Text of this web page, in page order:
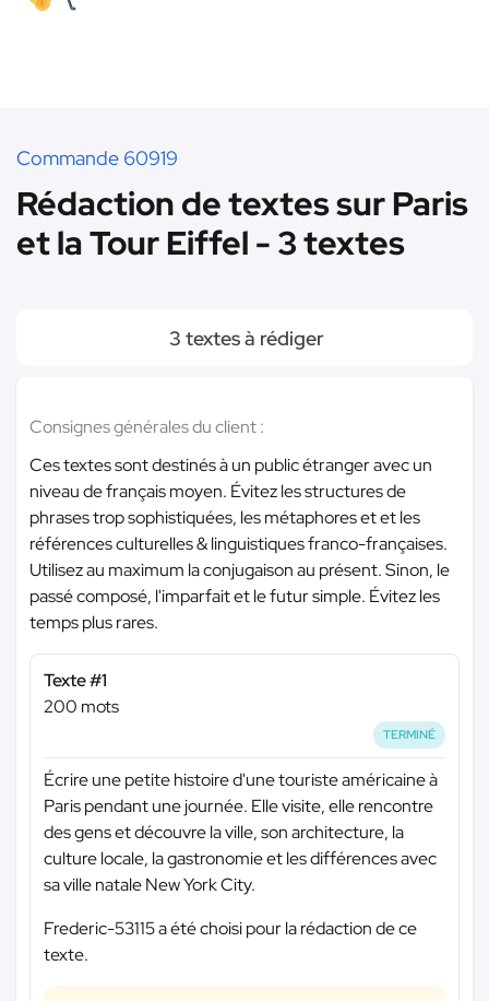
Commande 60919
Rédaction de textes sur Paris
et la Tour Eiffel - 3 textes
3 textes à rédiger
Consignes générales du client :
Ces textes sont destinés à un public étranger avec un
niveau de français moyen. Évitez les structures de
phrases trop sophistiquées, les métaphores et et les
références culturelles & linguistiques franco-françaises.
Utilisez au maximum la conjugaison au présent. Sinon, le
passé composé, l'imparfait et le futur simple. Évitez les
temps plus rares.
Texte #1
200 mots
TERMINÉ
Écrire une petite histoire d'une touriste américaine à
Paris pendant une journée. Elle visite, elle rencontre
des gens et découvre la ville, son architecture, la
culture locale, la gastronomie et les différences avec
sa ville natale New York City.
Frederic-53115 a été choisi pour la rédaction de ce
texte.